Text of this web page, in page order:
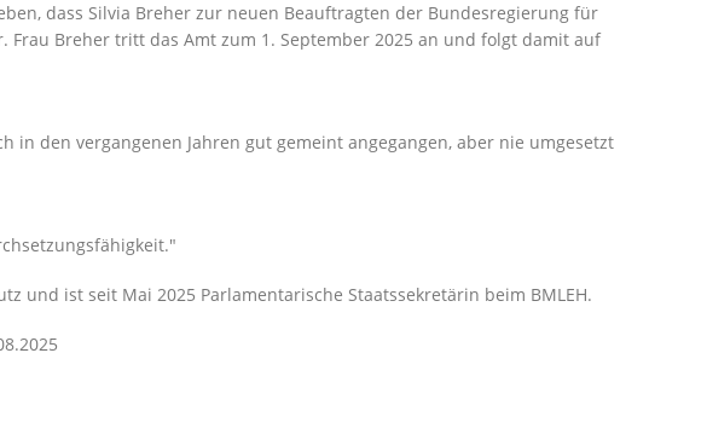
dass Silvia Breher zur neuen Beauftragten der Bundesregierung für
Breher tritt das Amt zum 1. September 2025 an und folgt damit auf
den vergangenen Jahren gut gemeint angegangen, aber nie umgesetzt
und ist seit Mai 2025 Parlamentarische Staatssekretärin beim BMLEH.